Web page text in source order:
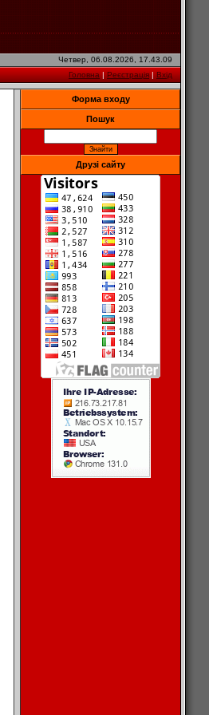
Четвер, 06.08.2026, 17.43.09
Головна|Реєстрація|Вхід
Форма входу
Пошук
Друзі сайту